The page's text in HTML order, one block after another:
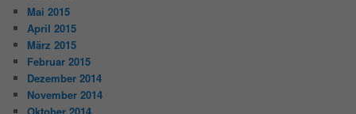
Mai 2015
April 2015
März 2015
Februar 2015
Dezember 2014
November 2014